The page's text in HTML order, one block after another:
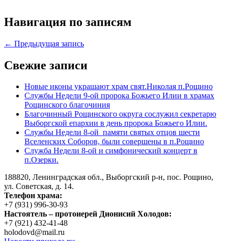
Навигация по записям
← Предыдущая запись
Свежие записи
Новые иконы украшают храм свят.Николая п.Рощино
Службы Недели 9-ой пророка Божьего Илии в храмах
Рощинского благочиния
Благочинный Рощинского округа сослужил секретарю
Выборгской епархии в день пророка Божьего Илии.
Службы Недели 8-ой памяти святых отцов шести
Вселенских Соборов, были совершены в п.Рощино
Служба Недели 8-ой и симфонический концерт в
п.Озерки.
188820, Ленинградская обл., Выборгский р-н, пос. Рощино,
ул. Советская, д. 14.
Телефон храма:
+7 (931) 996-30-93
Настоятель – протоиерей Дионисий Холодов:
+7 (921) 432-41-48
holodovd@mail.ru